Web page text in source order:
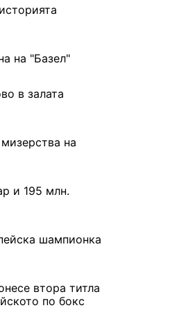
на "Базел"
в залата
на
и 195 млн.
шампионка
втора титла
по бокс